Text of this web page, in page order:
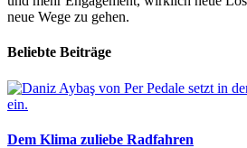
neue Wege zu gehen.
Beliebte Beiträge
Dem Klima zuliebe Radfahren